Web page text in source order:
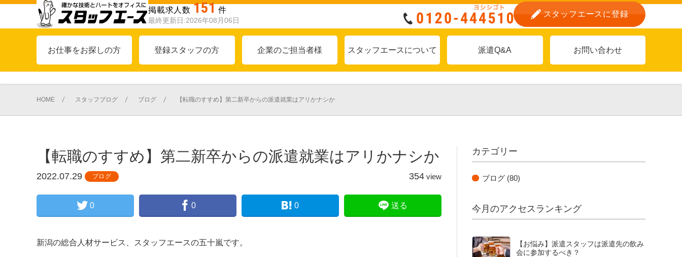
掲載求人数 151 件
最終更新日:2026年08月06日
スタッフエースに登録
お仕事をお探しの方 登録スタッフの方 企業のご担当者様 スタッフエースについて 派遣Q&A お問い合わせ
HOME スタッフブログ ブログ 【転職のすすめ】第二新卒からの派遣就業はアリかナシか
【転職のすすめ】第二新卒からの派遣就業はアリかナシか
2022.07.29 ブログ 354 view
0 0 0 送る
新潟の総合人材サービス、スタッフエースの五十嵐です。
カテゴリー
ブログ (80)
今月のアクセスランキング
【お悩み】派遣スタッフは派遣先の飲み
会に参加するべき？